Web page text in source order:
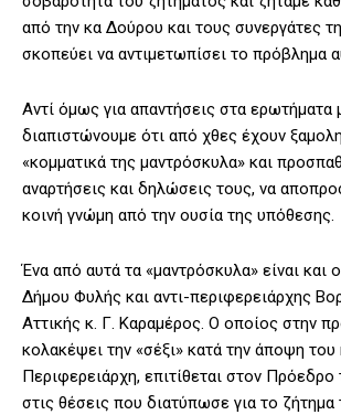
από την κα Δούρου και τους συνεργάτες
σκοπεύει να αντιμετωπίσει το πρόβλημα
Αντί όμως για απαντήσεις στα ερωτήματα
διαπιστώνουμε ότι από χθες έχουν
«κομματικά της μαντρόσκυλα» και
αναρτήσεις και δηλώσεις τους, να
κοινή γνώμη από την ουσία της υπόθεσης.
Ένα από αυτά τα «μαντρόσκυλα» είναι και
Δήμου Φυλής και αντι-περιφερειάρχης
Αττικής κ. Γ. Καραμέρος. Ο οποίος στην
κολακέψει την «σέξι» κατά την άποψη του
Περιφερειάρχη, επιτίθεται στον Πρόεδρο
στις θέσεις που διατύπωσε για το ζήτημα